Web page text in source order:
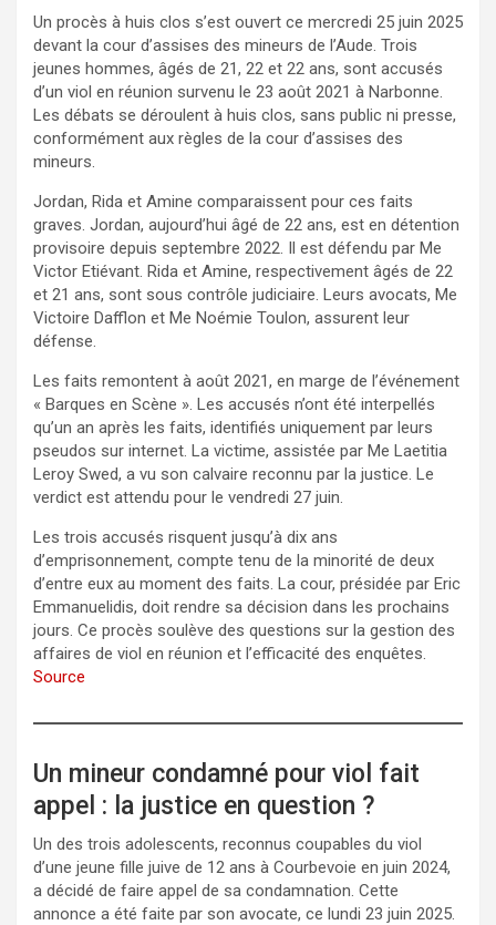
Un procès à huis clos s’est ouvert ce mercredi 25 juin 2025
devant la cour d’assises des mineurs de l’Aude. Trois
jeunes hommes, âgés de 21, 22 et 22 ans, sont accusés
d’un viol en réunion survenu le 23 août 2021 à Narbonne.
Les débats se déroulent à huis clos, sans public ni presse,
conformément aux règles de la cour d’assises des
mineurs.
Jordan, Rida et Amine comparaissent pour ces faits
graves. Jordan, aujourd’hui âgé de 22 ans, est en détention
provisoire depuis septembre 2022. Il est défendu par Me
Victor Etiévant. Rida et Amine, respectivement âgés de 22
et 21 ans, sont sous contrôle judiciaire. Leurs avocats, Me
Victoire Dafflon et Me Noémie Toulon, assurent leur
défense.
Les faits remontent à août 2021, en marge de l’événement
« Barques en Scène ». Les accusés n’ont été interpellés
qu’un an après les faits, identifiés uniquement par leurs
pseudos sur internet. La victime, assistée par Me Laetitia
Leroy Swed, a vu son calvaire reconnu par la justice. Le
verdict est attendu pour le vendredi 27 juin.
Les trois accusés risquent jusqu’à dix ans
d’emprisonnement, compte tenu de la minorité de deux
d’entre eux au moment des faits. La cour, présidée par Eric
Emmanuelidis, doit rendre sa décision dans les prochains
jours. Ce procès soulève des questions sur la gestion des
affaires de viol en réunion et l’efficacité des enquêtes.
Source
Un mineur condamné pour viol fait
appel : la justice en question ?
Un des trois adolescents, reconnus coupables du viol
d’une jeune fille juive de 12 ans à Courbevoie en juin 2024,
a décidé de faire appel de sa condamnation. Cette
annonce a été faite par son avocate, ce lundi 23 juin 2025.